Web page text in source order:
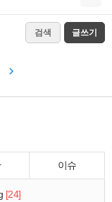
검색 글쓰기
이슈
[24]